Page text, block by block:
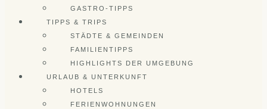
GASTRO-TIPPS
TIPPS & TRIPS
STÄDTE & GEMEINDEN
FAMILIENTIPPS
HIGHLIGHTS DER UMGEBUNG
URLAUB & UNTERKUNFT
HOTELS
FERIENWOHNUNGEN